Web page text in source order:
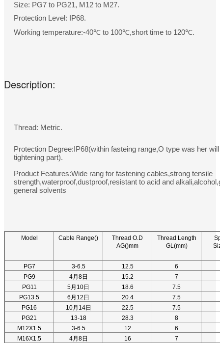
Size: PG7 to PG21, M12 to M27.
Protection Level: IP68.
Working temperature:-40℃ to 100℃,short time to 120℃.
Description:
Thread: Metric.
Protection Degree:IP68(within fasteing range,O type was her
tightening part).
Product Features:Wide rang for fastening cables,strong tensile
strength,waterproof,dustproof,resistant to acid and
general solvents
Model Cable Range()
Thread O.D
AG()mm
Thread Length
GL(mm)
PG7 3-6.5 12.5
6
PG9
4月8日 15.2
7
PG11
5月10日 18.6
7.5
PG13.5
6月12日 20.4
7.5
PG16
10月14日 22.5
7.5
PG21
13-18 28.3
8
M12X1.5
3-6.5 12
6
M16X1.5
4月8日 16
7